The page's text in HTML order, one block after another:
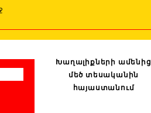
Խաղալիքների ամենից
մեծ տեսականին
հայաստանում